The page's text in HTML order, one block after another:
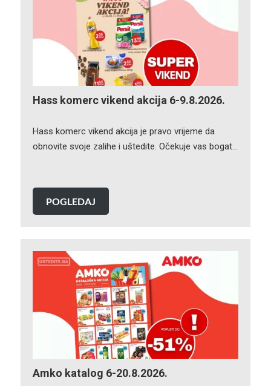
Hass komerc vikend akcija 6-9.8.2026.
Hass komerc vikend akcija je pravo vrijeme da
obnovite svoje zalihe i uštedite. Očekuje vas bogat…
POGLEDAJ
Amko katalog 6-20.8.2026.